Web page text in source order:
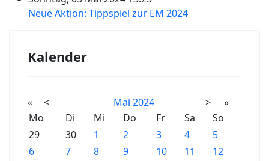
Neue Aktion: Tippspiel zur EM 2024
Kalender
« < Mai 2024 >
»
Mo
Di Mi Do Fr Sa
So
29
30 1 2 3 4
5
6
7 8 9 10 11
12